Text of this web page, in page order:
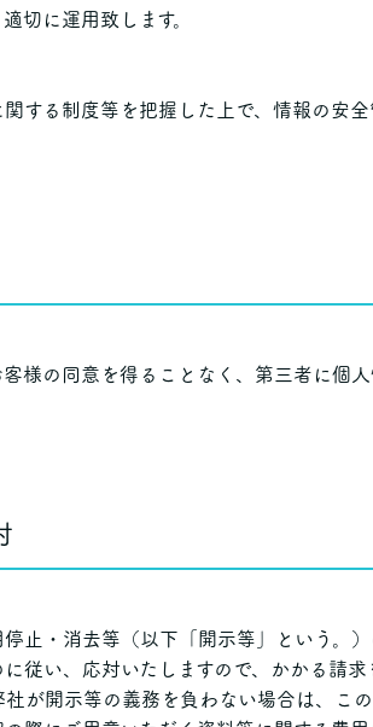
切に運用致します。
する制度等を把握した上で、情報の安全
様の同意を得ることなく、第三者に個
止・消去等（以下「開示等」という。
従い、応対いたしますので、かかる請求
が開示等の義務を負わない場合は、こ